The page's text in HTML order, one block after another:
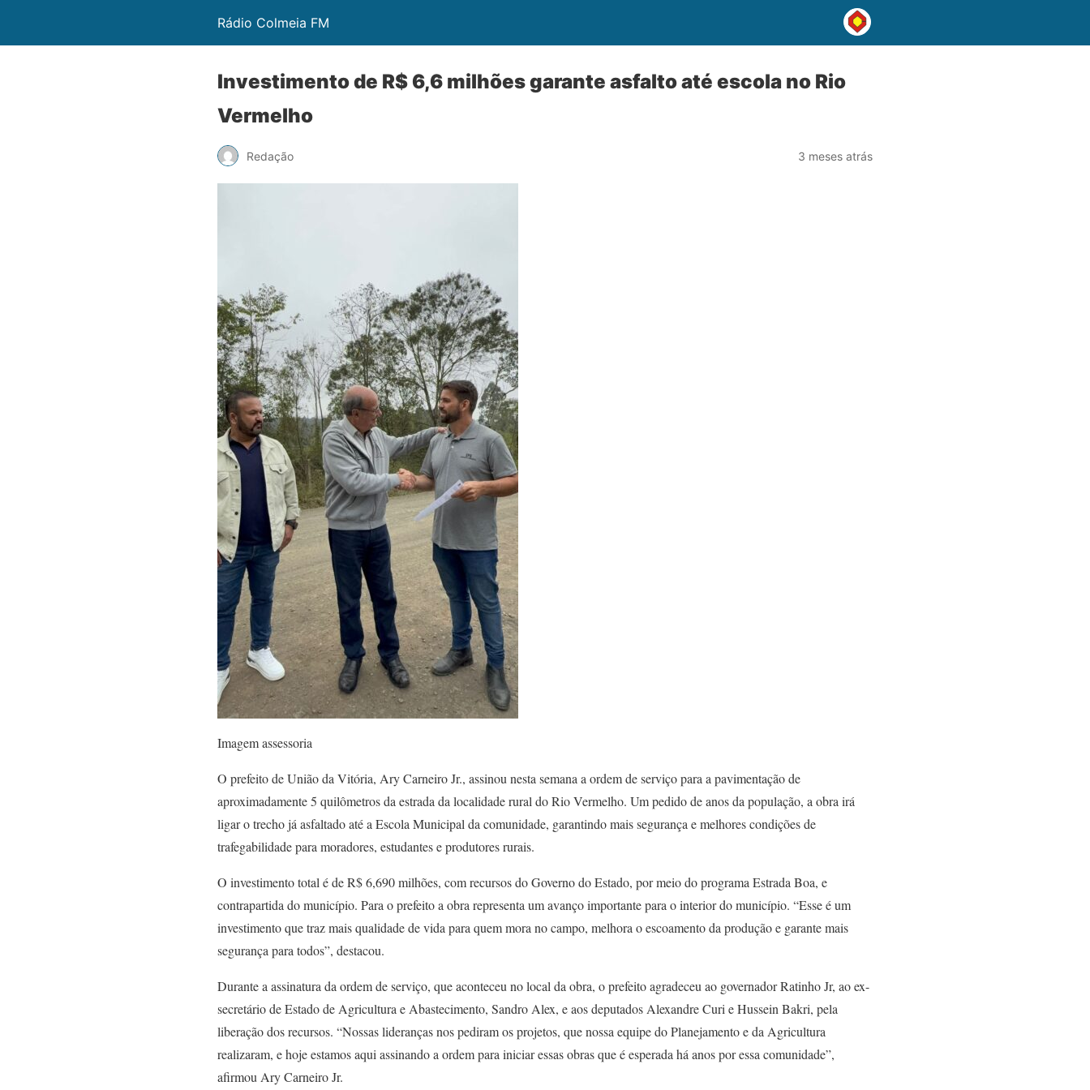
Rádio Colmeia FM
Investimento de R$ 6,6 milhões garante asfalto até escola no Rio
Vermelho
Redação 3 meses atrás
Imagem assessoria
O prefeito de União da Vitória, Ary Carneiro Jr., assinou nesta semana a ordem de serviço para a pavimentação de
aproximadamente 5 quilômetros da estrada da localidade rural do Rio Vermelho. Um pedido de anos da população, a obra irá
ligar o trecho já asfaltado até a Escola Municipal da comunidade, garantindo mais segurança e melhores condições de
trafegabilidade para moradores, estudantes e produtores rurais.
O investimento total é de R$ 6,690 milhões, com recursos do Governo do Estado, por meio do programa Estrada Boa, e
contrapartida do município. Para o prefeito a obra representa um avanço importante para o interior do município. “Esse é um
investimento que traz mais qualidade de vida para quem mora no campo, melhora o escoamento da produção e garante mais
segurança para todos”, destacou.
Durante a assinatura da ordem de serviço, que aconteceu no local da obra, o prefeito agradeceu ao governador Ratinho Jr, ao ex-
secretário de Estado de Agricultura e Abastecimento, Sandro Alex, e aos deputados Alexandre Curi e Hussein Bakri, pela
liberação dos recursos. “Nossas lideranças nos pediram os projetos, que nossa equipe do Planejamento e da Agricultura
realizaram, e hoje estamos aqui assinando a ordem para iniciar essas obras que é esperada há anos por essa comunidade”,
afirmou Ary Carneiro Jr.